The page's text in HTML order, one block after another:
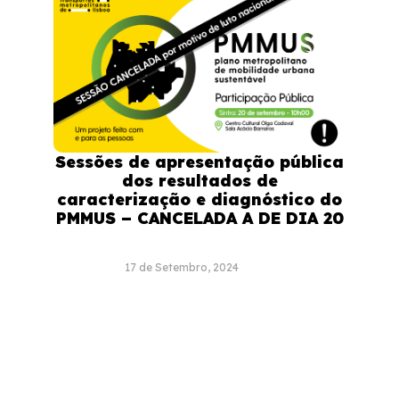
Sessões de apresentação pública
dos resultados de
caracterização e diagnóstico do
PMMUS – CANCELADA A DE DIA 20
17 de Setembro, 2024